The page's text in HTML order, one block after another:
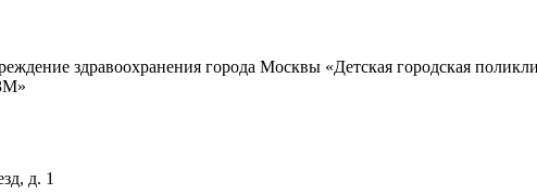
здравоохранения города Москвы «Детская городская
д. 1